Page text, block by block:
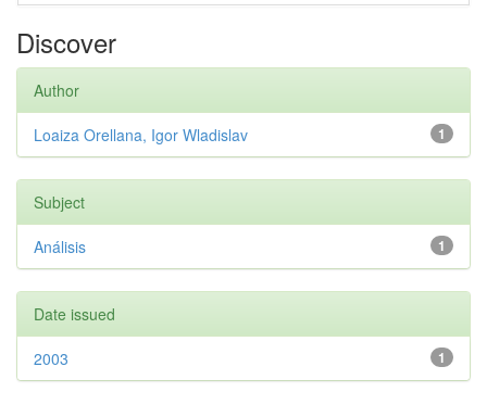
Discover
Author
1
Loaiza Orellana, Igor Wladislav
Subject
1
Análisis
Date issued
1
2003